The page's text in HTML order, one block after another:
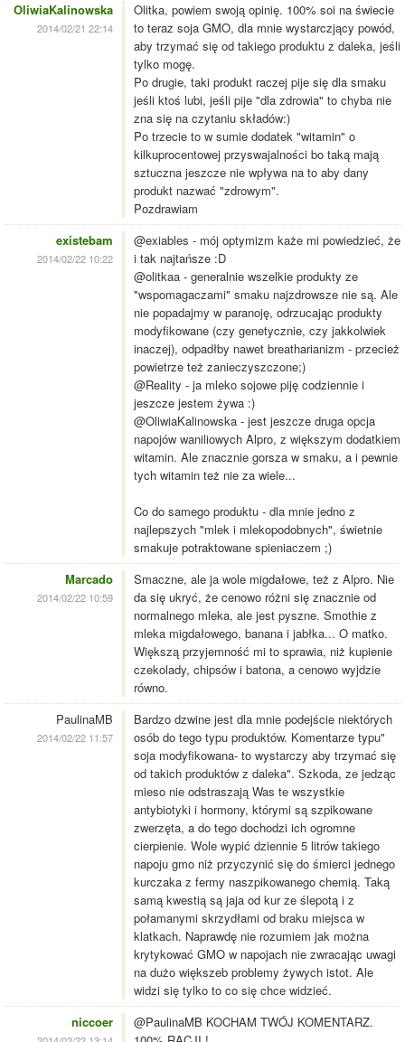
OliwiaKalinowska
2014/02/21 22:14
Olitka, powiem swoją opinię. 100% soi na świecie
to teraz soja GMO, dla mnie wystarczjący powód,
aby trzymać się od takiego produktu z daleka, jeśli
tylko mogę.
Po drugie, taki produkt raczej pije się dla smaku
jeśli ktoś lubi, jeśli pije "dla zdrowia" to chyba nie
zna się na czytaniu składów:)
Po trzecie to w sumie dodatek "witamin" o
kilkuprocentowej przyswajalności bo taką mają
sztuczna jeszcze nie wpływa na to aby dany
produkt nazwać "zdrowym".
Pozdrawiam
existebam
2014/02/22 10:22
@exiables - mój optymizm każe mi powiedzieć, że
i tak najtańsze :D
@olitkaa - generalnie wszelkie produkty ze
"wspomagaczami" smaku najzdrowsze nie są. Ale
nie popadajmy w paranoję, odrzucając produkty
modyfikowane (czy genetycznie, czy jakkolwiek
inaczej), odpadłby nawet breatharianizm - przecież
powietrze też zanieczyszczone;)
@Reality - ja mleko sojowe piję codziennie i
jeszcze jestem żywa :)
@OliwiaKalinowska - jest jeszcze druga opcja
napojów waniliowych Alpro, z większym dodatkiem
witamin. Ale znacznie gorsza w smaku, a i pewnie
tych witamin też nie za wiele...
Co do samego produktu - dla mnie jedno z
najlepszych "mlek i mlekopodobnych", świetnie
smakuje potraktowane spieniaczem ;)
Marcado
2014/02/22 10:59
Smaczne, ale ja wole migdałowe, też z Alpro. Nie
da się ukryć, że cenowo różni się znacznie od
normalnego mleka, ale jest pyszne. Smothie z
mleka migdałowego, banana i jabłka... O matko.
Większą przyjemność mi to sprawia, niż kupienie
czekolady, chipsów i batona, a cenowo wyjdzie
równo.
PaulinaMB
2014/02/22 11:57
Bardzo dzwine jest dla mnie podejście niektórych
osób do tego typu produktów. Komentarze typu"
soja modyfikowana- to wystarczy aby trzymać się
od takich produktów z daleka". Szkoda, ze jedząc
mieso nie odstraszają Was te wszystkie
antybiotyki i hormony, którymi są szpikowane
zwerzęta, a do tego dochodzi ich ogromne
cierpienie. Wole wypić dziennie 5 litrów takiego
napoju gmo niż przyczynić się do śmierci jednego
kurczaka z fermy naszpikowanego chemią. Taką
samą kwestią są jaja od kur ze ślepotą i z
połamanymi skrzydłami od braku miejsca w
klatkach. Naprawdę nie rozumiem jak można
krytykować GMO w napojach nie zwracając uwagi
na dużo większeb problemy żywych istot. Ale
widzi się tylko to co się chce widzieć.
niccoer
@PaulinaMB KOCHAM TWÓJ KOMENTARZ.